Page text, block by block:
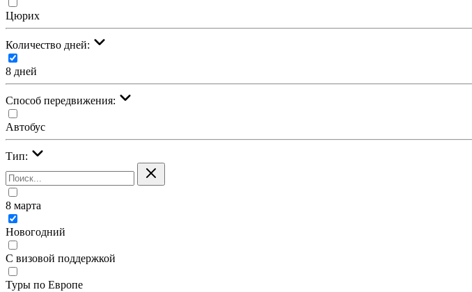
Цюрих
Количество дней:
8 дней
Cпособ передвижения:
Автобус
Тип:
8 марта
Новогодний
С визовой поддержкой
Туры по Европе